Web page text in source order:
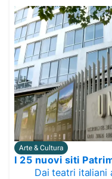
Arte & Cultura
I 25 nuovi siti
Dai teatri italiani